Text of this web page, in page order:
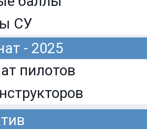
СУ
- 2025
пилотов